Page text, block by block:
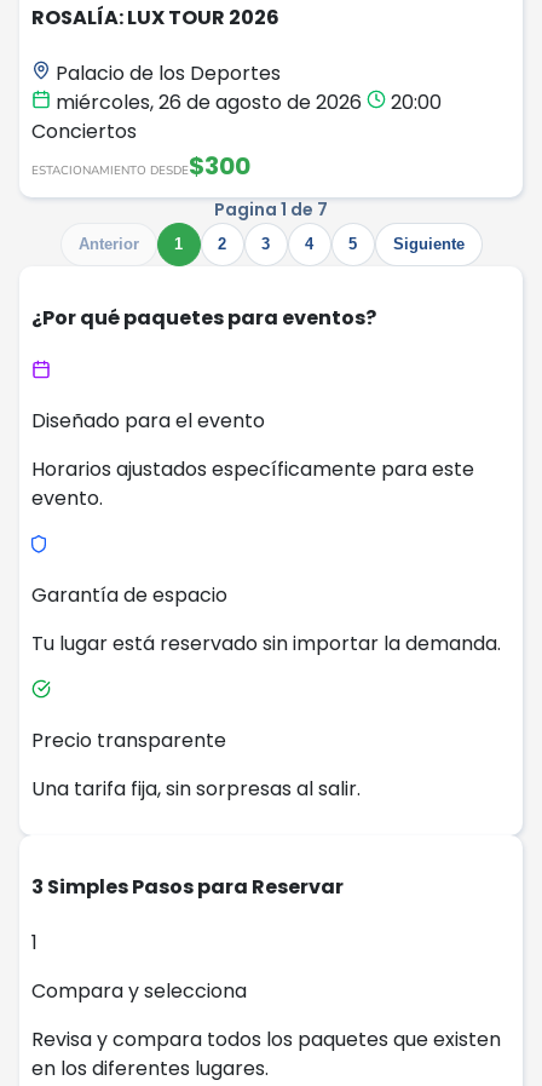
ROSALÍA: LUX TOUR 2026
Palacio de los Deportes
miércoles, 26 de agosto de 2026
20:00
Conciertos
ESTACIONAMIENTO DESDE$300
Pagina 1 de 7
Anterior 1 2 3 4 5 Siguiente
¿Por qué paquetes para eventos?
Diseñado para el evento
Horarios ajustados específicamente para este
evento.
Garantía de espacio
Tu lugar está reservado sin importar la demanda.
Precio transparente
Una tarifa fija, sin sorpresas al salir.
3 Simples Pasos para Reservar
1
Compara y selecciona
Revisa y compara todos los paquetes que existen
en los diferentes lugares.